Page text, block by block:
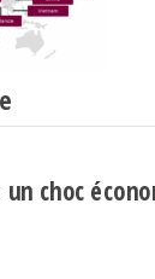
choc